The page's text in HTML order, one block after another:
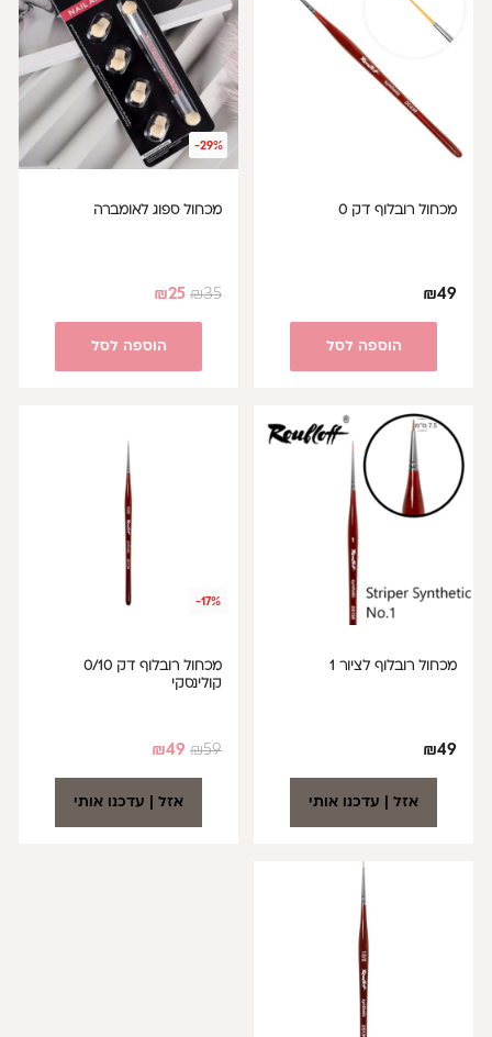
מכחול רובלוף דק 0
₪49
הוספה לסל
-29%
מכחול ספוג לאומברה
₪35
₪25
הוספה לסל
מכחול רובלוף לציור 1
₪49
אזל | עדכנו אותי
-17%
מכחול רובלוף דק 0/10
קולינסקי
₪59
₪49
אזל | עדכנו אותי